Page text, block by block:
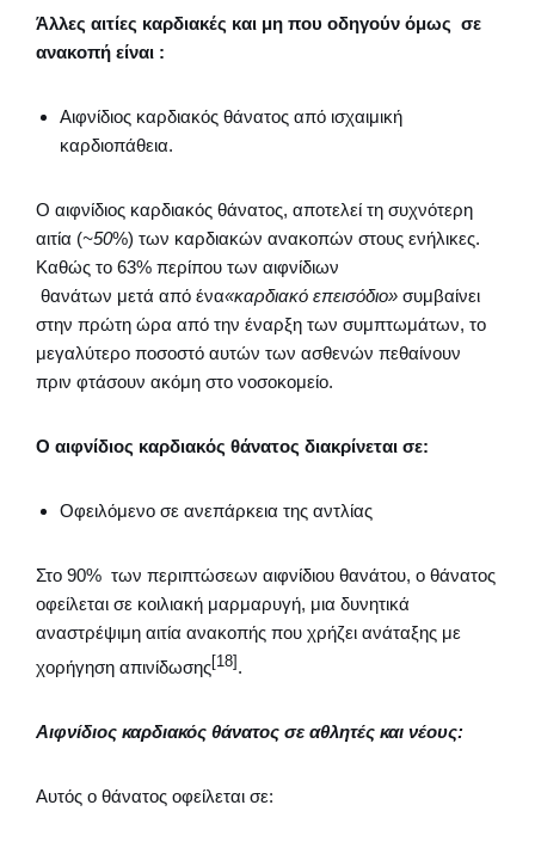
Άλλες αιτίες καρδιακές και μη που οδηγούν όμως σε
ανακοπή είναι :
Αιφνίδιος καρδιακός θάνατος από ισχαιμική
καρδιοπάθεια.
Ο αιφνίδιος καρδιακός θάνατος, αποτελεί τη συχνότερη
αιτία (~50%) των καρδιακών ανακοπών στους ενήλικες.
Καθώς το 63% περίπου των αιφνίδιων
θανάτων μετά από ένα«καρδιακό επεισόδιο» συμβαίνει
στην πρώτη ώρα από την έναρξη των συμπτωμάτων, το
μεγαλύτερο ποσοστό αυτών των ασθενών πεθαίνουν
πριν φτάσουν ακόμη στο νοσοκομείο.
Ο αιφνίδιος καρδιακός θάνατος διακρίνεται σε:
Οφειλόμενο σε ανεπάρκεια της αντλίας
Στο 90% των περιπτώσεων αιφνίδιου θανάτου, ο θάνατος
οφείλεται σε κοιλιακή μαρμαρυγή, μια δυνητικά
αναστρέψιμη αιτία ανακοπής που χρήζει ανάταξης με
χορήγηση απινίδωσης[18] .
Αιφνίδιος καρδιακός θάνατος σε αθλητές και νέους:
Αυτός ο θάνατος οφείλεται σε: